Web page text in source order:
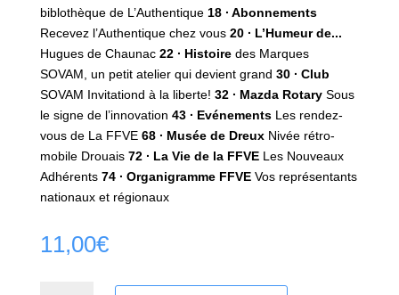
biblothèque de L’Authentique 18 ∙ Abonnements
Recevez l’Authentique chez vous 20 ∙ L’Humeur de...
Hugues de Chaunac 22 ∙ Histoiredes Marques
SOVAM, un petit atelier qui devient grand 30 ∙ Club
SOVAM Invitationd à la liberte! 32 ∙ Mazda RotarySous
le signe de l’innovation 43 ∙ EvénementsLes rendez-
vous de La FFVE 68 ∙ Musée de DreuxNivée rétro-
mobile Drouais 72 ∙ La Vie de la FFVELes Nouveaux
Adhérents 74 ∙ Organigramme FFVEVos représentants
nationaux et régionaux
11,00€